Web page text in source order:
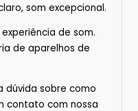
som excepcional.
de som.
de aparelhos de
dúvida sobre como
contato com nossa